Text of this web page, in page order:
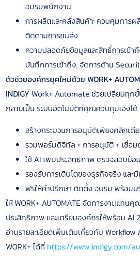
อบรมพนักงาน
การผลิตและคลังสินค้า: ควบคุมการ
ติดตามการขนส่ง
ความปลอดภัยข้อมูลและสิทธิ์การเข้า
บันทึกการเข้าถึง, จัดการด้าน
ตัวช่วยองค์กรยุคใหม่ด้วย WORK+
INDIGY Work+ Automate ช่วยเปลี่ยนทุก
กลายเป็น ระบบอัตโนมัติที่คุณควบคุมเองได้
สร้างกระบวนการอนุมัติเพียงคลิกเดี
รวมฟอร์มดิจิทัล + การอนุมัติ + เชื่อ
ใช้ AI เพิ่มประสิทธิภาพ ตรวจสอบย้อ
รองรับการเติบโตของธุรกิจจริง และ
ฟรีให้คำปรึกษา ติดตั้ง อบรม พร้อมบ
ให้ WORK+ AUTOMATE จัดการงานแทน
ประสิทธิภาพ และเตรียมองค์กรให้พร้อม AI
อ่านรายละเอียดเพิ่มเติมเกี่ยวกับ
WORK+ ได้ที่ https://www.indigy.com/